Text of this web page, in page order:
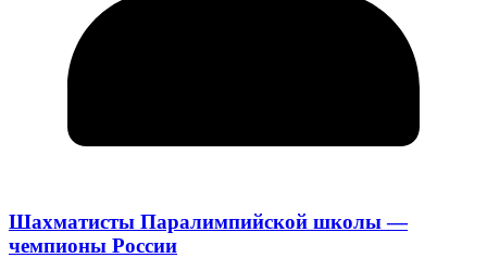
Шахматисты Паралимпийской школы —
чемпионы России